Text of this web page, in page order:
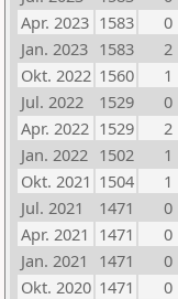
Apr. 2023 1583 0
Jan. 2023 1583 2
Okt. 2022 1560 1
Jul. 2022
1529 0
Apr. 2022 1529 2
Jan. 2022 1502 1
Okt. 2021 1504 1
Jul. 2021
1471 0
Apr. 2021 1471 0
Jan. 2021
1471 0
Okt. 2020 1471 0